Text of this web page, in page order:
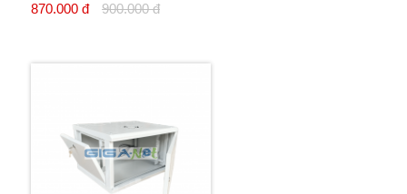
870.000 đ
900.000 đ